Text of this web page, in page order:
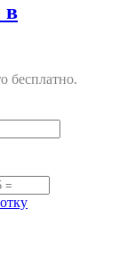
в
бесплатно.